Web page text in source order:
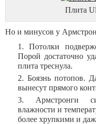
Плита
Но и минусов у
Потолки
Порой достаточно
плита треснула.
Боязнь потопов.
вынесут прямого
Армстронги
влажности и
более хрупкими и